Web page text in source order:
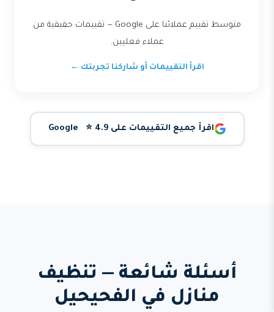
متوسط تقييم عملائنا على Google — تقييمات حقيقية من
عملاء فعليين.
اقرأ التقييمات أو شاركنا تجربتك ←
اقرأ جميع التقييمات على Google ⭐ 4.9
أسئلة شائعة — تنظيف
منازل في الفحيحيل